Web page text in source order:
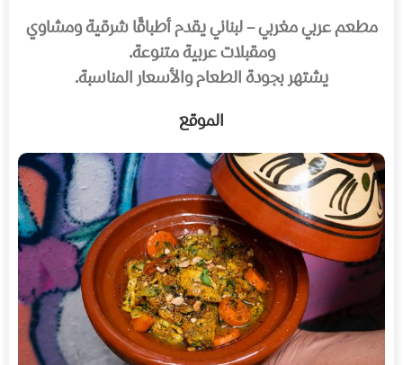
مطعم عربي مغربي – لبناني يقدم أطباقًا شرقية ومشاوي
ومقبلات عربية متنوعة.
يشتهر بجودة الطعام والأسعار المناسبة.
الموقع